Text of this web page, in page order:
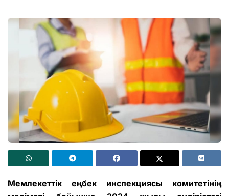
Мемлекеттік еңбек инспекциясы
комитетінің